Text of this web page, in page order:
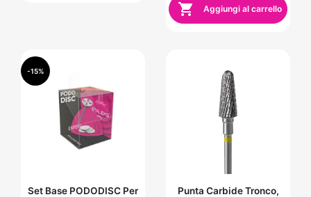
 Aggiungi al carrello
Set Base PODODISC Per
-15%
Punta Carbide Tronco,